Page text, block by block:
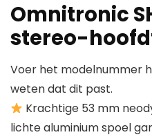
Omnitronic
stereo-
Voer het modelnummer
weten dat dit past.
Krachtige 53 mm
lichte aluminium spoel